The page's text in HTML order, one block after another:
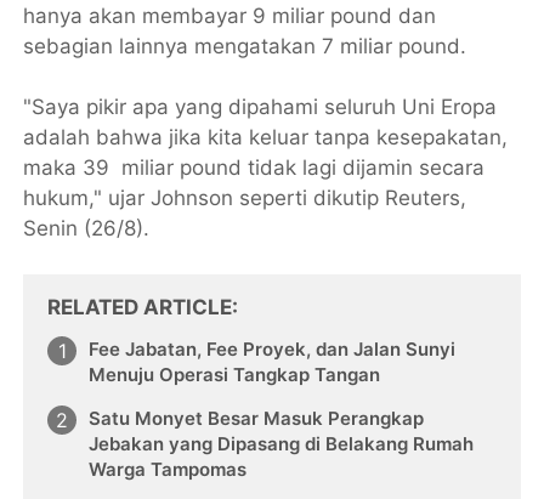
hanya akan membayar 9 miliar pound dan
sebagian lainnya mengatakan 7 miliar pound.
"Saya pikir apa yang dipahami seluruh Uni Eropa
adalah bahwa jika kita keluar tanpa kesepakatan,
maka 39 miliar pound tidak lagi dijamin secara
hukum," ujar Johnson seperti dikutip Reuters,
Senin (26/8).
RELATED ARTICLE
Fee Jabatan, Fee Proyek, dan Jalan Sunyi
Menuju Operasi Tangkap Tangan
Satu Monyet Besar Masuk Perangkap
Jebakan yang Dipasang di Belakang Rumah
Warga Tampomas